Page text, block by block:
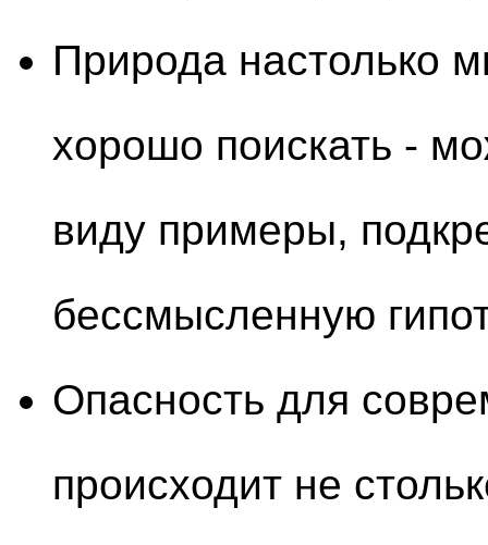
Природа настолько
хорошо поискать -
виду примеры,
бессмысленную
Опасность для
происходит не